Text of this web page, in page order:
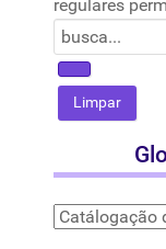
regulares